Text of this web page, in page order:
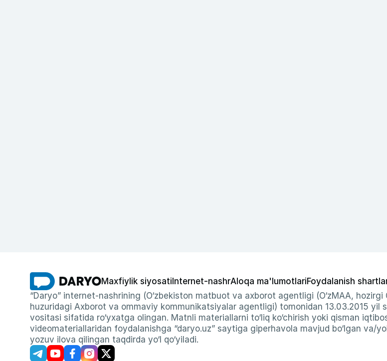
Maxfiylik siyosati Internet-nashrAloqa ma'lumotlariFoydalanish
“Daryo” internet-nashrining (O‘zbekiston matbuot va axborot agentligi (O‘zMAA,
huzuridagi Axborot va ommaviy kommunikatsiyalar agentligi) tomonidan 13.03.2015
vositasi sifatida ro‘yxatga olingan. Matnli materiallarni to‘liq ko‘chirish yoki qisman
videomateriallaridan foydalanishga “daryo.uz” saytiga giperhavola mavjud bo‘lgan va/
yozuv ilova qilingan taqdirda yo‘l qo‘yiladi.